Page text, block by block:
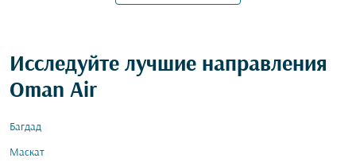
Исследуйте лучшие направления
Oman Air
Багдад
Маскат